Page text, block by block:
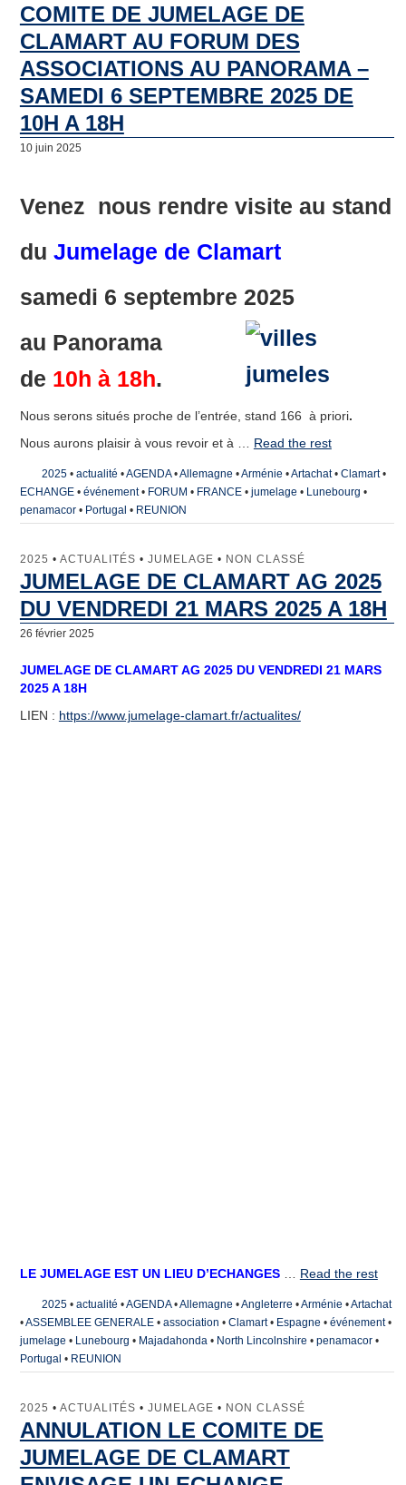
COMITE DE JUMELAGE DE
CLAMART AU FORUM DES
ASSOCIATIONS AU PANORAMA –
SAMEDI 6 SEPTEMBRE 2025 DE
10H A 18H
10 juin 2025
Venez nous rendre visite au stand
du Jumelage de Clamart
samedi 6 septembre 2025
au Panorama
de 10h à 18h.
Nous serons situés proche de l’entrée, stand 166 à priori.
Nous aurons plaisir à vous revoir et à … Read the rest
2025• actualité •AGENDA•Allemagne •Arménie •Artachat• Clamart•
ECHANGE• événement• FORUM • FRANCE• jumelage • Lunebourg •
penamacor• Portugal • REUNION
2025 • ACTUALITÉS • JUMELAGE • NON CLASSÉ
JUMELAGE DE CLAMART AG 2025
DU VENDREDI 21 MARS 2025 A 18H
26 février 2025
JUMELAGE DE CLAMART AG 2025 DU VENDREDI 21 MARS
2025 A 18H
LIEN : https://www.jumelage-clamart.fr/actualites/
LE JUMELAGE EST UN LIEU D’ECHANGES … Read the rest
2025• actualité •AGENDA•Allemagne •Angleterre •Arménie •Artachat
•ASSEMBLEE GENERALE• association • Clamart• Espagne • événement•
jumelage • Lunebourg • Majadahonda• North Lincolnshire • penamacor•
Portugal • REUNION
2025 • ACTUALITÉS • JUMELAGE • NON CLASSÉ
ANNULATION LE COMITE DE
JUMELAGE DE CLAMART